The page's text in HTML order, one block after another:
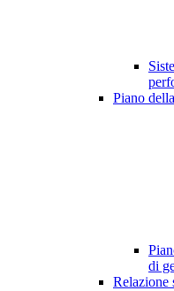
Piano
di
Relazione